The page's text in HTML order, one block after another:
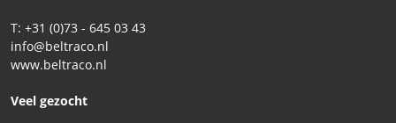
T: +31 (0)73 - 645 03 43
info@beltraco.nl
www.beltraco.nl
Veel gezocht